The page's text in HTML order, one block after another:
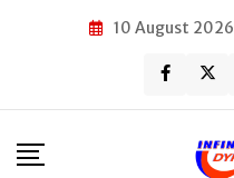
10 August 2026